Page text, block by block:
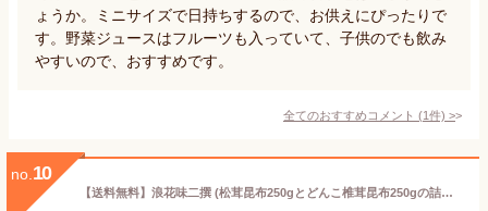
ょうか。ミニサイズで日持ちするので、お供えにぴったりで
す。野菜ジュースはフルーツも入っていて、子供のでも飲み
やすいので、おすすめです。
全てのおすすめコメント (1件) >
no. 10
【送料無料】浪花味二撰 (松茸昆布250gとどんこ椎茸昆布250gの詰め合わせ)木箱入りです！【高級感のあるご進物、お歳暮、御歳暮、御年賀 お中元 御中元 敬老の日 母の日 父の日 プレゼント に最適】送料込み